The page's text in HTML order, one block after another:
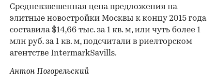
Средневзвешенная цена предложения на
элитные новостройки Москвы к концу 2015 года
составила $14,66 тыс. за 1 кв. м, или чуть более 1
млн руб. за 1 кв. м, подсчитали в риелторском
агентстве IntermarkSavills.
Антон Погорельский